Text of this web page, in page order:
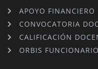
APOYO FINANCIERO
CONVOCATORIA
CALIFICACIÓN
ORBIS